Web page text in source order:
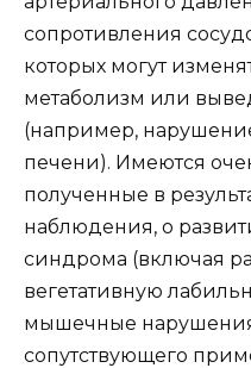
сопротивления
которых могут
метаболизм или
(например,
печени). Имеются
полученные в
наблюдения, о
синдрома (включая
вегетативную
мышечные
сопутствующего